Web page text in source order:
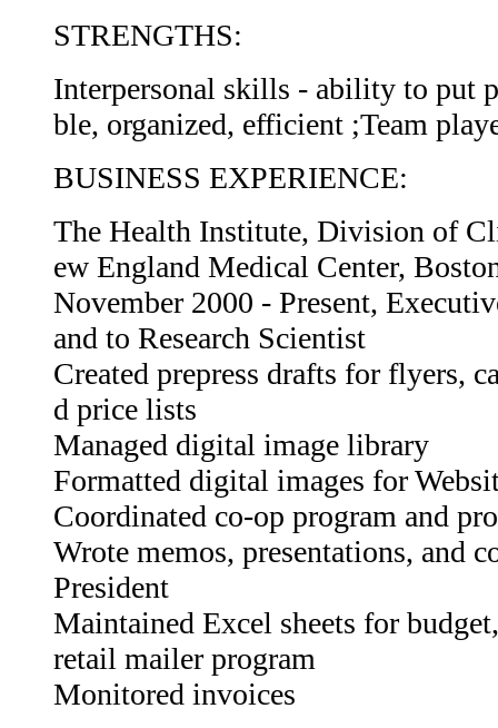
STRENGTHS:
Interpersonal skills - ability to put
ble, organized, efficient ;Team
BUSINESS EXPERIENCE:
The Health Institute, Division of
ew England Medical Center,
November 2000 - Present,
and to Research Scientist
Created prepress drafts for flyers,
d price lists
Managed digital image library
Formatted digital images for
Coordinated co-op program and
Wrote memos, presentations, and
President
Maintained Excel sheets for
retail mailer program
Monitored invoices